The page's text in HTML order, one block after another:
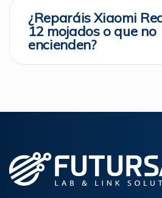
¿Reparáis Xiaomi
12 mojados o que no
encienden?